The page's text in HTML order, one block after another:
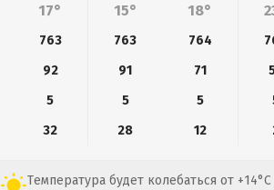
17° 15° 18°
763 763 764
92 91 71
5 5 5
32 28 12
Температура будет колебаться от